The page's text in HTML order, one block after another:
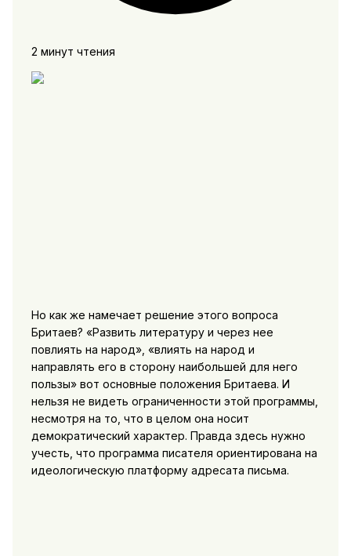
2 минут чтения
Но как же намечает решение этого вопроса
Бритаев? «Развить литературу и через нее
повлиять на народ», «влиять на народ и
направлять его в сторону наибольшей для него
пользы» вот основные положения Бритаева. И
нельзя не видеть ограниченности этой программы,
несмотря на то, что в целом она носит
демократический характер. Правда здесь нужно
учесть, что программа писателя ориентирована на
идеологическую платформу адресата письма.